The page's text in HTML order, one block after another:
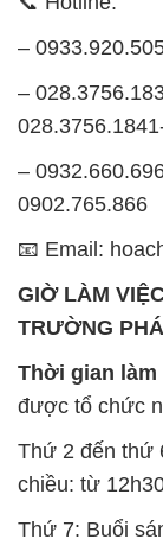
–
–
–
0902.765.866
📧 Email:
GIỜ LÀM
TRƯỜNG
Thời gian làm
được tổ chức
Thứ 2 đến thứ
chiều: từ
Thứ 7: Buổi